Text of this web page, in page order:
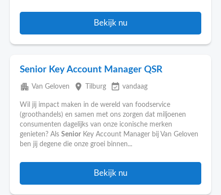
Bekijk nu
Senior Key Account Manager QSR
apartment Van Geloven place Tilburg event_available vandaag
Wil jij impact maken in de wereld van foodservice
(groothandels) en samen met ons zorgen dat miljoenen
consumenten dagelijks van onze iconische merken
genieten? Als Senior Key Account Manager bij Van Geloven
ben jij degene die onze groei binnen...
Bekijk nu